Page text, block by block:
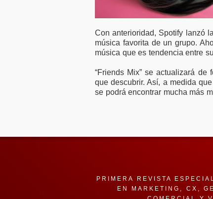
Con anterioridad, Spotify lanzó
música favorita de un grupo.
música que es tendencia entre
“Friends Mix” se actualizará
que descubrir. Así, a medida
se podrá encontrar mucha más
PRIMERA REVISTA
EN MARKETING, CX,